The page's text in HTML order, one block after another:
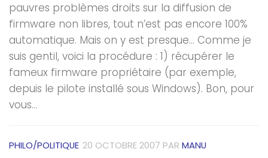
pauvres problèmes droits sur la diffusion de
firmware non libres, tout n’est pas encore 100%
automatique. Mais on y est presque… Comme je
suis gentil, voici la procédure : 1) récupérer le
fameux firmware propriétaire (par exemple,
depuis le pilote installé sous Windows). Bon, pour
vous...
PHILO/POLITIQUE 20 OCTOBRE 2007 PAR MANU